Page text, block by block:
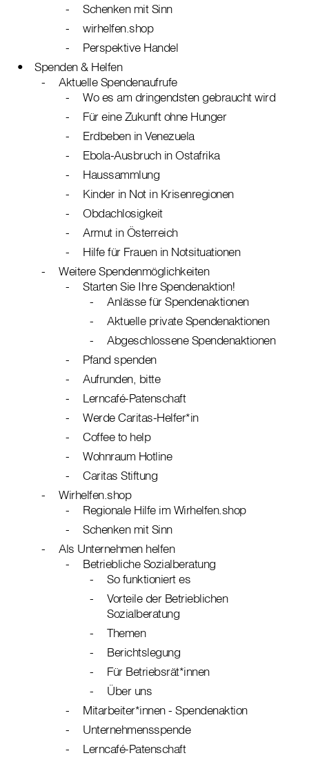
Schenken mit Sinn
wirhelfen.shop
Perspektive Handel
Spenden & Helfen
Aktuelle Spendenaufrufe
Wo es am dringendsten gebraucht wird
Für eine Zukunft ohne Hunger
Erdbeben in Venezuela
Ebola-Ausbruch in Ostafrika
Haussammlung
Kinder in Not in Krisenregionen
Obdachlosigkeit
Armut in Österreich
Hilfe für Frauen in Notsituationen
Weitere Spendenmöglichkeiten
Starten Sie Ihre Spendenaktion!
Anlässe für Spendenaktionen
Aktuelle private Spendenaktionen
Abgeschlossene Spendenaktionen
Pfand spenden
Aufrunden, bitte
Lerncafé-Patenschaft
Werde Caritas-Helfer*in
Coffee to help
Wohnraum Hotline
Caritas Stiftung
Wirhelfen.shop
Regionale Hilfe im Wirhelfen.shop
Schenken mit Sinn
Als Unternehmen helfen
Betriebliche Sozialberatung
So funktioniert es
Vorteile der Betrieblichen
Sozialberatung
Themen
Berichtslegung
Für Betriebsrät*innen
Über uns
Mitarbeiter*innen - Spendenaktion
Unternehmensspende
Lerncafé-Patenschaft